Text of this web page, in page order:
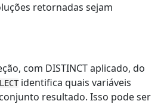
retornadas sejam
com DISTINCT aplicado, do
identifica quais variáveis
resultado. Isso pode ser